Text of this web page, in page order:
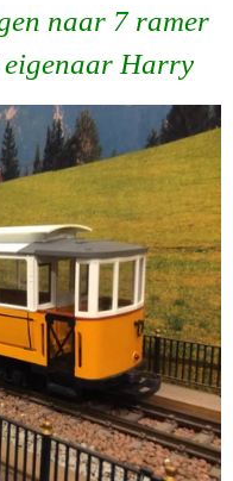
naar 7 ramer
Harry